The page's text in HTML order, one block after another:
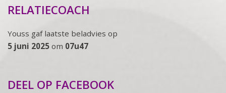
RELATIECOACH
Youss gaf laatste beladvies op
5 juni 2025 om 07u47
DEEL OP FACEBOOK